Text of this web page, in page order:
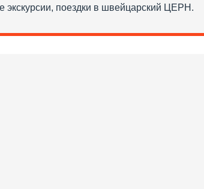
экскурсии, поездки в швейцарский ЦЕРН.